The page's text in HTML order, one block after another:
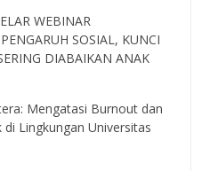
WEBINAR
SOSIAL, KUNCI
DIABAIKAN ANAK
Mengatasi Burnout dan
di Lingkungan Universitas